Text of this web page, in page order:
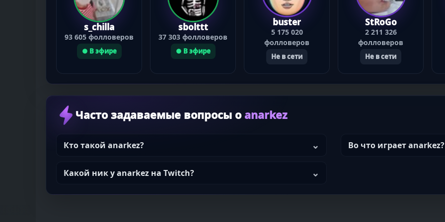
s_chilla
93 605 фолловеров
● В эфире
sbolttt
37 303 фолловеров
● В эфире
buster
5 175 020
фолловеров
Не в сети
StRoGo
2 211 326
фолловеров
Не в сети
Часто задаваемые вопросы о anarkez
Кто такой anarkez? Во что играет anarkez?
Какой ник у anarkez на Twitch?